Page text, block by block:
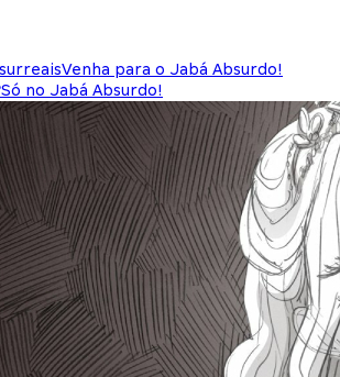
Venha para o Jabá Absurdo!
Só no Jabá Absurdo!